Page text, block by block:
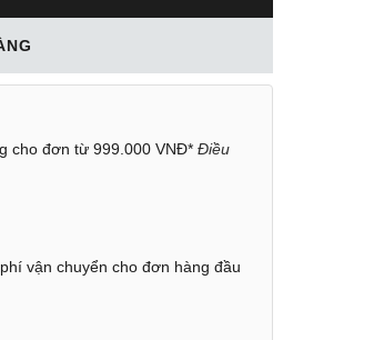
cho đơn từ 999.000 VNĐ* Điều
vận chuyển cho đơn hàng đầu